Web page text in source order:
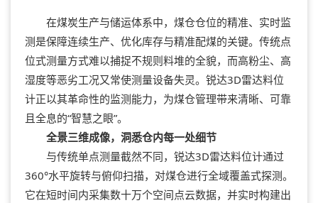
在煤炭生产与储运体系中，煤仓仓位的精准、实时监
测是保障连续生产、优化库存与精准配煤的关键。传统点
位式测量方式难以捕捉不规则料堆的全貌，而高粉尘、高
湿度等恶劣工况又常使测量设备失灵。锐达3D雷达料位
计正以其革命性的监测能力，为煤仓管理带来清晰、可靠
且全息的“智慧之眼”。
全景三维成像，洞悉仓内每一处细节
与传统单点测量截然不同，锐达3D雷达料位计通过
360°水平旋转与俯仰扫描，对煤仓进行全域覆盖式探测。
它在短时间内采集数十万个空间点云数据，并实时构建出